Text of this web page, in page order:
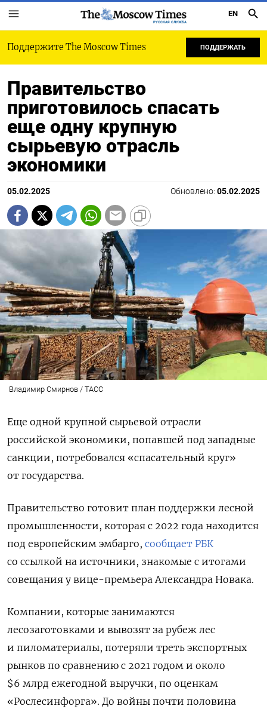
РУССКАЯ СЛУЖБА
EN
Поддержите The Moscow Times ПОДДЕРЖАТЬ
Правительство
приготовилось спасать
еще одну крупную
сырьевую отрасль
экономики
05.02.2025 Обновлено: 05.02.2025
Владимир Смирнов / ТАСС
Еще одной крупной сырьевой отрасли
российской экономики, попавшей под западные
санкции, потребовался «спасательный круг»
от государства.
Правительство готовит план поддержки лесной
промышленности, которая с 2022 года находится
под европейским эмбарго, сообщает РБК
со ссылкой на источники, знакомые с итогами
совещания у вице-премьера Александра Новака.
Компании, которые занимаются
лесозаготовками и вывозят за рубеж лес
и пиломатериалы, потеряли треть экспортных
рынков по сравнению с 2021 годом и около
$6 млрд ежегодной выручки, по оценкам
«Рослесинфорга». До войны почти половина